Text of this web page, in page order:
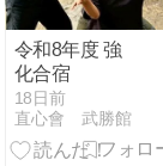
令和8年度 強
化合宿
18日前
直心會 武勝館